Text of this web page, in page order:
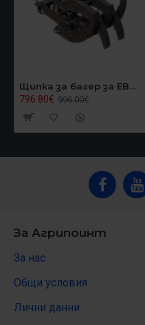
Щипка за багер за EB40, Graecus EB40GRAPPLER
796.80€ 996.00€
За Агрипоинт
За нас
Общи условия
Лични данни